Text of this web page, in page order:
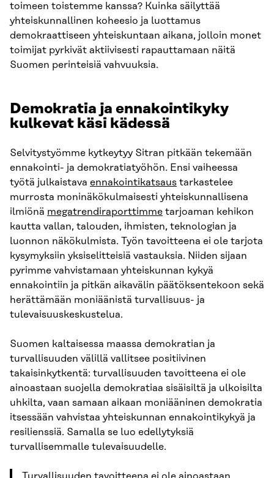
toimeen toistemme kanssa? Kuinka säilyttää
yhteiskunnallinen koheesio ja luottamus
demokraattiseen yhteiskuntaan aikana, jolloin monet
toimijat pyrkivät aktiivisesti rapauttamaan näitä
Suomen perinteisiä vahvuuksia.
Demokratia ja ennakointikyky
kulkevat käsi kädessä
Selvitystyömme kytkeytyy Sitran pitkään tekemään
ennakointi- ja demokratiatyöhön. Ensi vaiheessa
työtä julkaistava ennakointikatsaus tarkastelee
murrosta moninäkökulmaisesti yhteiskunnallisena
ilmiönä megatrendiraporttimme tarjoaman kehikon
kautta vallan, talouden, ihmisten, teknologian ja
luonnon näkökulmista. Työn tavoitteena ei ole tarjota
kysymyksiin yksiselitteisiä vastauksia. Niiden sijaan
pyrimme vahvistamaan yhteiskunnan kykyä
ennakointiin ja pitkän aikavälin päätöksentekoon sekä
herättämään moniäänistä turvallisuus- ja
tulevaisuuskeskustelua.
Suomen kaltaisessa maassa demokratian ja
turvallisuuden välillä vallitsee positiivinen
takaisinkytkentä: turvallisuuden tavoitteena ei ole
ainoastaan suojella demokratiaa sisäisiltä ja ulkoisilta
uhkilta, vaan samaan aikaan moniääninen demokratia
itsessään vahvistaa yhteiskunnan ennakointikykyä ja
resilienssiä. Samalla se luo edellytyksiä
turvallisemmalle tulevaisuudelle.